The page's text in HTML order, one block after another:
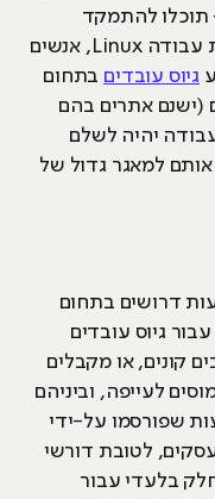
תוכלו להתמקד
בחיפוש אנשי QA, או מומחי בסביבת עבודה Linux, אנשים
גיוס עובדים בתחום
(ישנם אתרים בהם
יהיה לשלם
אותם למאגר גדול של
דרושים בתחום
גיוס עובדים
קונים, או מקבלים
לעייפה, וביניהם
שפורסמו על-ידי
לטובת דורשי
בלעדי עבור